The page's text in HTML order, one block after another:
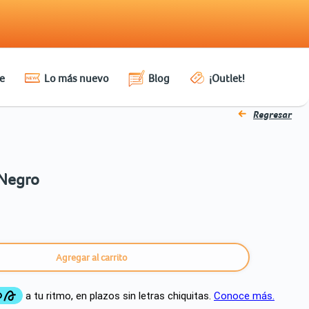
Lo más nuevo Blog ¡Outlet!
Regresar
Agregar al carrito